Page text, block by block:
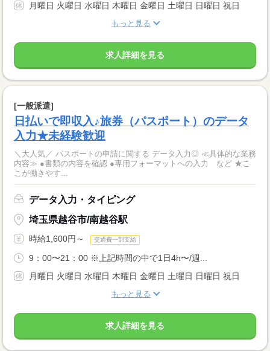
月曜日 火曜日 水曜日 木曜日 金曜日 土曜日 日曜日 祝日
もっと見る
求人詳細を見る
[一般派遣]
日払いで即収入♪旅券（パスポート）のデータ
入力★未経験歓迎
＼大人気／ パスポートの申請に関する データ入力◎ ≪具体的な業務
内容≫ ●書類の内容を確認 ●専用フォーマットへの入力 など ★こ
こが働きやす...
データ入力・タイピング
埼玉県越谷市/南越谷駅
時給1,600円～ 交通費一部支給
9：00〜21：00 ※上記時間の中で1日4h〜/週...
月曜日 火曜日 水曜日 木曜日 金曜日 土曜日 日曜日 祝日
もっと見る
求人詳細を見る